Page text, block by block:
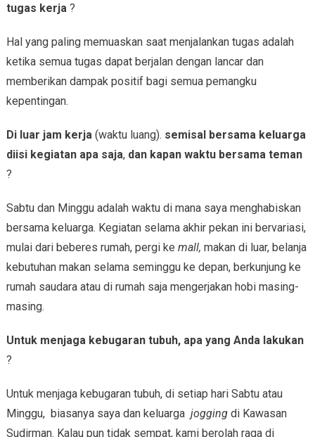
tugas kerja ?
Hal yang paling memuaskan saat menjalankan tugas adalah
ketika semua tugas dapat berjalan dengan lancar dan
memberikan dampak positif bagi semua pemangku
kepentingan.
Di luar jam kerja (waktu luang). semisal bersama keluarga
diisi kegiatan apa saja, dan kapan waktu bersama teman
?
Sabtu dan Minggu adalah waktu di mana saya menghabiskan
bersama keluarga. Kegiatan selama akhir pekan ini bervariasi,
mulai dari beberes rumah, pergi ke mall, makan di luar, belanja
kebutuhan makan selama seminggu ke depan, berkunjung ke
rumah saudara atau di rumah saja mengerjakan hobi masing-
masing.
Untuk menjaga kebugaran tubuh, apa yang Anda lakukan
?
Untuk menjaga kebugaran tubuh, di setiap hari Sabtu atau
Minggu, biasanya saya dan keluarga joggingdi Kawasan
Sudirman. Kalau pun tidak sempat, kami berolah raga di